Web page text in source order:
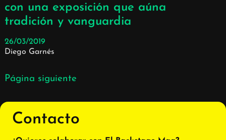
con una exposición que aúna
tradición y vanguardia
26/03/2019
Diego Garnés
Página siguiente
Contacto